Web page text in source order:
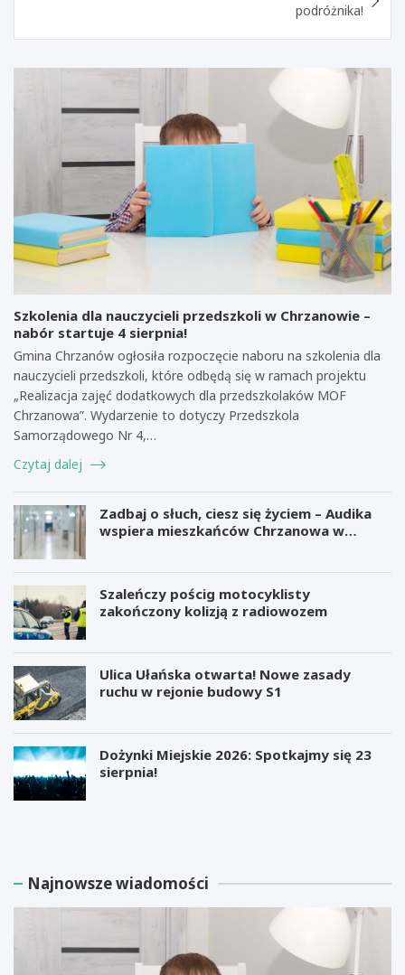
podróżnika!
Szkolenia dla nauczycieli przedszkoli w Chrzanowie –
nabór startuje 4 sierpnia!
Gmina Chrzanów ogłosiła rozpoczęcie naboru na szkolenia dla
nauczycieli przedszkoli, które odbędą się w ramach projektu
„Realizacja zajęć dodatkowych dla przedszkolaków MOF
Chrzanowa”. Wydarzenie to dotyczy Przedszkola
Samorządowego Nr 4,…
Czytaj dalej
Zadbaj o słuch, ciesz się życiem – Audika
wspiera mieszkańców Chrzanowa w
Szaleńczy pościg motocyklisty
zakończony kolizją z radiowozem
Ulica Ułańska otwarta! Nowe zasady
ruchu w rejonie budowy S1
Dożynki Miejskie 2026: Spotkajmy się 23
sierpnia!
M
r
B
a Najnowsze wiadomości